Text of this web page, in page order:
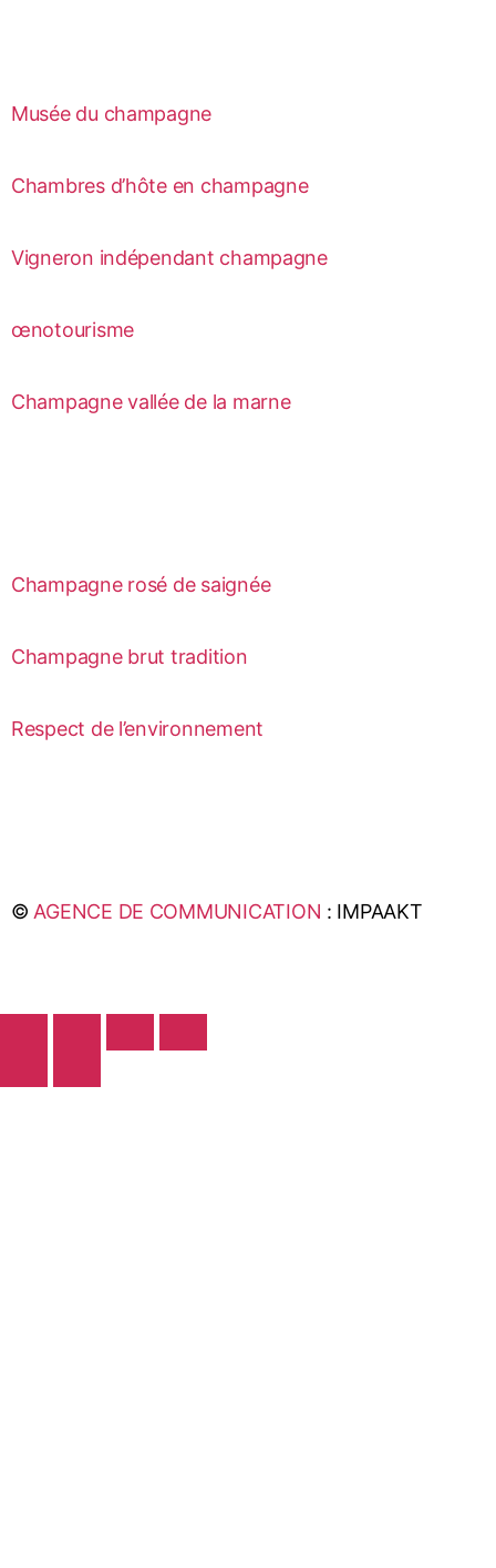
Musée du champagne
Chambres d’hôte en champagne
Vigneron indépendant champagne
œnotourisme
Champagne vallée de la marne
Champagne rosé de saignée
Champagne brut tradition
Respect de l’environnement
©AGENCE DE COMMUNICATION : IMPAAKT